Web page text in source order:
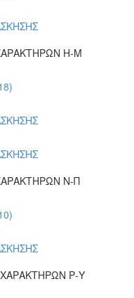
Η-Μ
Ν-Π
Ρ-Υ